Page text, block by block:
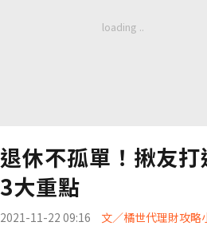
退休不孤單！揪友打
3大重點
2021-11-22 09:16 文／橘世代理財攻略